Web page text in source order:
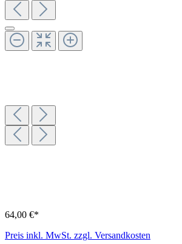
64,00 €*
Preis inkl. MwSt. zzgl. Versandkosten